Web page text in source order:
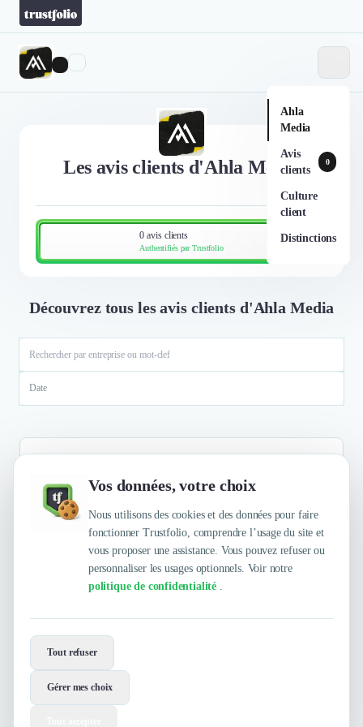
Vos données, votre choix
Nous utilisons des cookies et des données pour faire
fonctionner Trustfolio, comprendre l’usage du site et
vous proposer une assistance. Vous pouvez refuser ou
personnaliser les usages optionnels. Voir notre
politique de confidentialité .
Tout refuser
Gérer mes choix
Ahla
Media
Avis
clients
0
Culture
client
Distinctions
Les avis clients d'Ahla Media
0 avis clients
Authentifiés par Trustfolio
Découvrez tous les avis clients d'Ahla Media
Date
Aucun résultat